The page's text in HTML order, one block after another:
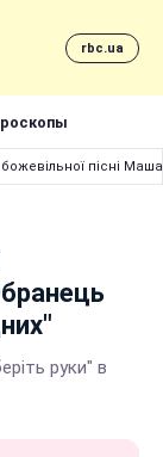
rbc.ua
божевільної пісні
руки" в